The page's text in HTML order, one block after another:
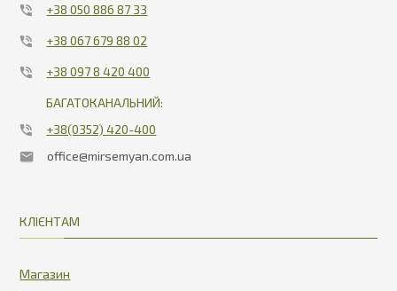
+38 050 886 87 33
+38 067 679 88 02
+38 097 8 420 400
БАГАТОКАНАЛЬНИЙ:
+38(0352) 420-400
office@mirsemyan.com.ua
КЛІЄНТАМ
Магазин